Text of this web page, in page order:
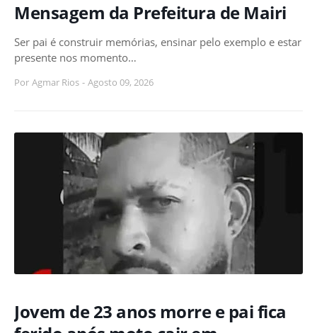
Mensagem da Prefeitura de Mairi
Ser pai é construir memórias, ensinar pelo exemplo e estar
presente nos momento…
Por Agmar Rios - Agosto 09, 2026
Jovem de 23 anos morre e pai fica